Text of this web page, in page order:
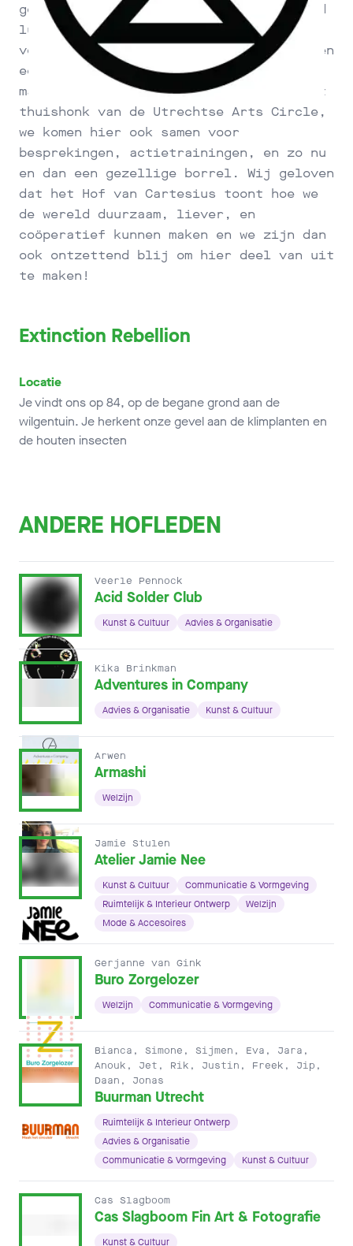
geweldloze burgerlijke ongehoorzaamheid
luiden wij de noodklok en strijden we
voor grootschalige systeemverandering en
een beter klimaat voor iedereen. Onze
maakbasis op het Hof is niet alleen het
thuishonk van de Utrechtse Arts Circle,
we komen hier ook samen voor
besprekingen, actietrainingen, en zo nu
en dan een gezellige borrel. Wij geloven
dat het Hof van Cartesius toont hoe we
de wereld duurzaam, liever, en
coöperatief kunnen maken en we zijn dan
ook ontzettend blij om hier deel van uit
te maken!
Extinction Rebellion
Locatie
Je vindt ons op 84, op de begane grond aan de
wilgentuin. Je herkent onze gevel aan de klimplanten en
de houten insecten
ANDERE HOFLEDEN
Veerle Pennock
Acid Solder Club
Kunst & Cultuur Advies & Organisatie
Kika Brinkman
Adventures in Company
Advies & Organisatie Kunst & Cultuur
Arwen
Armashi
Welzijn
Jamie Stulen
Atelier Jamie Nee
Kunst & Cultuur
Communicatie & Vormgeving
Ruimtelijk & Interieur Ontwerp
Welzijn
Mode & Accesoires
Gerjanne van Gink
Buro Zorgelozer
Welzijn Communicatie & Vormgeving
Bianca, Simone, Sijmen, Eva, Jara,
Anouk, Jet, Rik, Justin, Freek, Jip,
Daan, Jonas
Buurman Utrecht
Ruimtelijk & Interieur Ontwerp
Advies & Organisatie
Communicatie & Vormgeving
Kunst & Cultuur
Cas Slagboom
Cas Slagboom Fin Art & Fotografie
Kunst & Cultuur